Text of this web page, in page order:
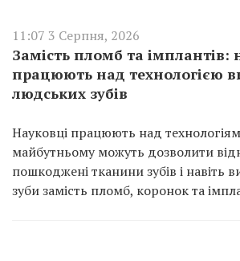
11:07 3 Серпня, 2026
Замість пломб та імплантів:
працюють над технологією
людських зубів
Науковці працюють над
майбутньому можуть дозволити
пошкоджені тканини зубів і навіть
зуби замість пломб, коронок та